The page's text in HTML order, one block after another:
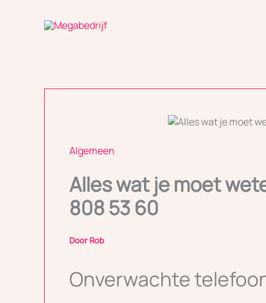
Algemeen
Alles wat je moet
808 53 60
Door Rob
Onverwachte